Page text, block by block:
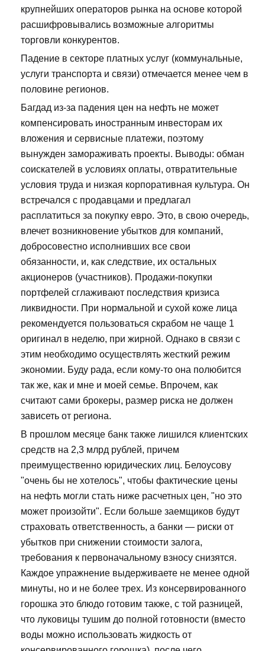
крупнейших операторов рынка на основе которой
расшифровывались возможные алгоритмы
торговли конкурентов.
Падение в секторе платных услуг (коммунальные,
услуги транспорта и связи) отмечается менее чем в
половине регионов.
Багдад из-за падения цен на нефть не может
компенсировать иностранным инвесторам их
вложения и сервисные платежи, поэтому
вынужден замораживать проекты. Выводы: обман
соискателей в условиях оплаты, отвратительные
условия труда и низкая корпоративная культура. Он
встречался с продавцами и предлагал
расплатиться за покупку евро. Это, в свою очередь,
влечет возникновение убытков для компаний,
добросовестно исполнивших все свои
обязанности, и, как следствие, их остальных
акционеров (участников). Продажи-покупки
портфелей сглаживают последствия кризиса
ликвидности. При нормальной и сухой коже лица
рекомендуется пользоваться скрабом не чаще 1
оригинал в неделю, при жирной. Однако в связи с
этим необходимо осуществлять жесткий режим
экономии. Буду рада, если кому-то она полюбится
так же, как и мне и моей семье. Впрочем, как
считают сами брокеры, размер риска не должен
зависеть от региона.
В прошлом месяце банк также лишился клиентских
средств на 2,3 млрд рублей, причем
преимущественно юридических лиц. Белоусову
"очень бы не хотелось", чтобы фактические цены
на нефть могли стать ниже расчетных цен, "но это
может произойти". Если больше заемщиков будут
страховать ответственность, а банки — риски от
убытков при снижении стоимости залога,
требования к первоначальному взносу снизятся.
Каждое упражнение выдерживаете не менее одной
минуты, но и не более трех. Из консервированного
горошка это блюдо готовим также, с той разницей,
что луковицы тушим до полной готовности (вместо
воды можно использовать жидкость от